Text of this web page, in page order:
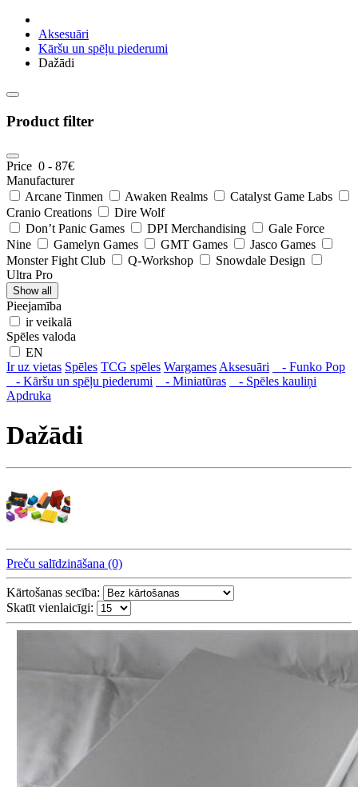
Aksesuāri
Kāršu un spēļu piederumi
Dažādi
Product filter
Price 0 - 87€
Manufacturer
Arcane Tinmen
Awaken Realms
Catalyst Game Labs
Cranio Creations
Dire Wolf
Don’t Panic Games
DPI Merchandising
Gale Force
Nine
Gamelyn Games GMT Games
Jasco Games
Monster Fight Club
Q-Workshop
Snowdale Design
Ultra Pro
Show all
Pieejamība
ir veikalā
Spēles valoda
EN
Ir uz vietas Spēles TCG spēles WargamesAksesuāri
- Funko Pop
- Kāršu un spēļu piederumi
- Miniatūras
- Spēles kauliņi
Apdruka
Dažādi
Preču salīdzināšana (0)
Kārtošanas secība:
Skatīt vienlaicīgi: